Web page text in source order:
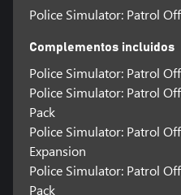
Police Simulator: Patrol
Complementos incluidos
Police Simulator: Patrol
Police Simulator: Patrol
Pack
Police Simulator: Patrol
Expansion
Police Simulator: Patrol
Pack